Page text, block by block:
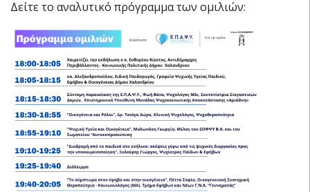
Δείτε το αναλυτικό πρόγραμμα των ομιλιών: